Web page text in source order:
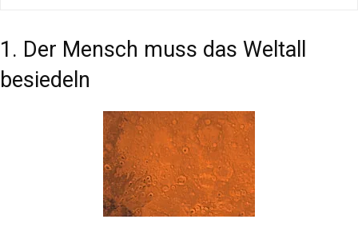
1. Der Mensch muss das Weltall
besiedeln